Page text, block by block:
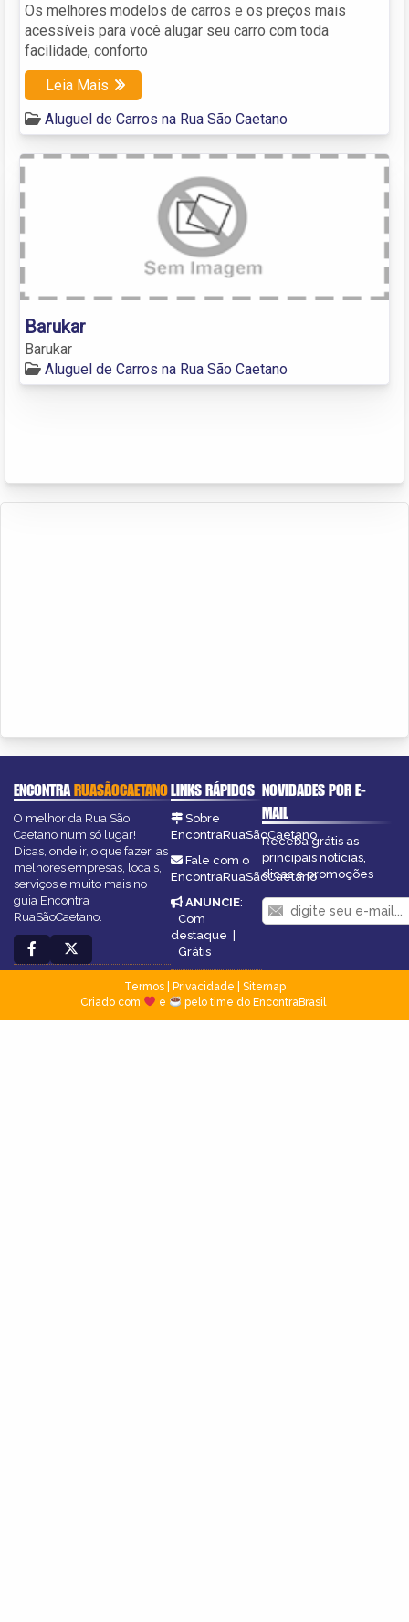
Os melhores modelos de carros e os preços mais
acessíveis para você alugar seu carro com toda
facilidade, conforto
Leia Mais
Aluguel de Carros na Rua São Caetano
Barukar
Barukar
Aluguel de Carros na Rua São Caetano
ENCONTRARUASÃOCAETANO
O melhor da Rua São
Caetano num só lugar!
Dicas, onde ir, o que fazer, as
melhores empresas, locais,
serviços e muito mais no
guia Encontra
RuaSãoCaetano.
LINKS RÁPIDOS
Sobre
EncontraRuaSãoCaetano
Fale com o
EncontraRuaSãoCaetano
ANUNCIE:
Com
destaque |
Grátis
NOVIDADES POR E-
MAIL
Receba grátis as
principais notícias,
dicas e promoções
Termos| Privacidade
Sitemap
Criado com
e pelo time do EncontraBrasil